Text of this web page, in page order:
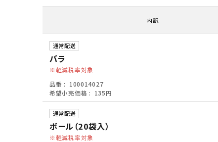
内訳
通常配送
バラ
軽減税率対象
品番
100014027
希望小売価格
135円
通常配送
ボール（20袋入）
軽減税率対象